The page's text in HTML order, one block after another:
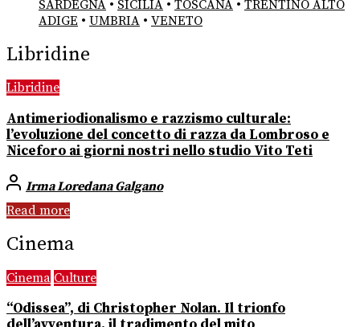
SARDEGNA • SICILIA • TOSCANA • TRENTINO ALTO
ADIGE • UMBRIA • VENETO
Libridine
Libridine
Antimeriodionalismo e razzismo culturale:
l’evoluzione del concetto di razza da Lombroso e
Niceforo ai giorni nostri nello studio Vito Teti
Irma Loredana Galgano
Read more
Cinema
Cinema Culture
“Odissea”, di Christopher Nolan. Il trionfo